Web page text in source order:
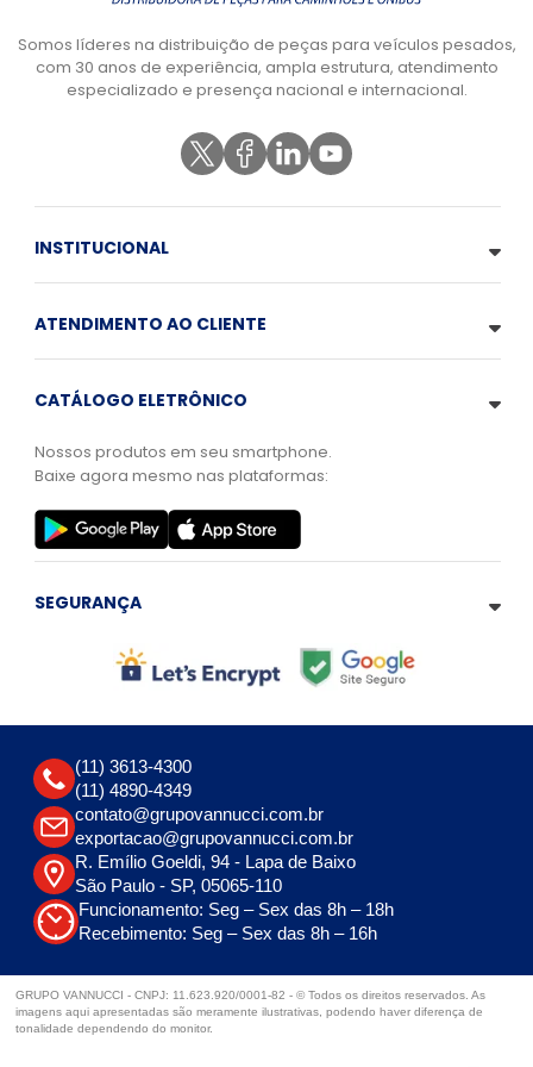
Somos líderes na distribuição de peças para veículos pesados,
com 30 anos de experiência, ampla estrutura, atendimento
especializado e presença nacional e internacional.
INSTITUCIONAL
ATENDIMENTO AO CLIENTE
CATÁLOGO ELETRÔNICO
Nossos produtos em seu smartphone.
Baixe agora mesmo nas plataformas:
SEGURANÇA
(11) 3613-4300
(11) 4890-4349
contato@grupovannucci.com.br
exportacao@grupovannucci.com.br
R. Emílio Goeldi, 94 - Lapa de Baixo
São Paulo - SP, 05065-110
Funcionamento: Seg – Sex das 8h – 18h
Recebimento: Seg – Sex das 8h – 16h
GRUPO VANNUCCI - CNPJ: 11.623.920/0001-82 - © Todos os direitos reservados. As
imagens aqui apresentadas são meramente ilustrativas, podendo haver diferença de
tonalidade dependendo do monitor.